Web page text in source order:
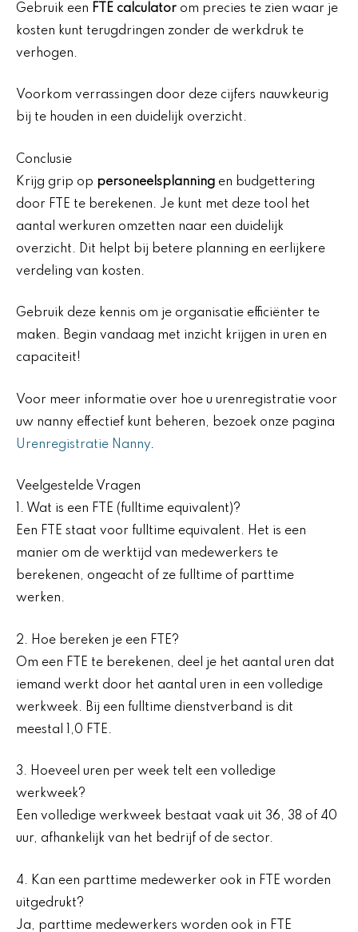
Gebruik een FTE calculator om precies te zien waar je
kosten kunt terugdringen zonder de werkdruk te
verhogen.
Voorkom verrassingen door deze cijfers nauwkeurig
bij te houden in een duidelijk overzicht.
Conclusie
Krijg grip op personeelsplanning en budgettering
door FTE te berekenen. Je kunt met deze tool het
aantal werkuren omzetten naar een duidelijk
overzicht. Dit helpt bij betere planning en eerlijkere
verdeling van kosten.
Gebruik deze kennis om je organisatie efficiënter te
maken. Begin vandaag met inzicht krijgen in uren en
capaciteit!
Voor meer informatie over hoe u urenregistratie voor
uw nanny effectief kunt beheren, bezoek onze pagina
Urenregistratie Nanny.
Veelgestelde Vragen
1. Wat is een FTE (fulltime equivalent)?
Een FTE staat voor fulltime equivalent. Het is een
manier om de werktijd van medewerkers te
berekenen, ongeacht of ze fulltime of parttime
werken.
2. Hoe bereken je een FTE?
Om een FTE te berekenen, deel je het aantal uren dat
iemand werkt door het aantal uren in een volledige
werkweek. Bij een fulltime dienstverband is dit
meestal 1,0 FTE.
3. Hoeveel uren per week telt een volledige
werkweek?
Een volledige werkweek bestaat vaak uit 36, 38 of 40
uur, afhankelijk van het bedrijf of de sector.
4. Kan een parttime medewerker ook in FTE worden
uitgedrukt?
Ja, parttime medewerkers worden ook in FTE